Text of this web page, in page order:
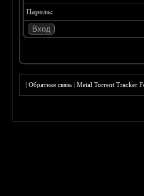
Пароль:
|Обратная связь |Metal Torrent Tracker